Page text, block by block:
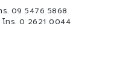
ร. 09 5476 5868
โทร. 0 2621 0044